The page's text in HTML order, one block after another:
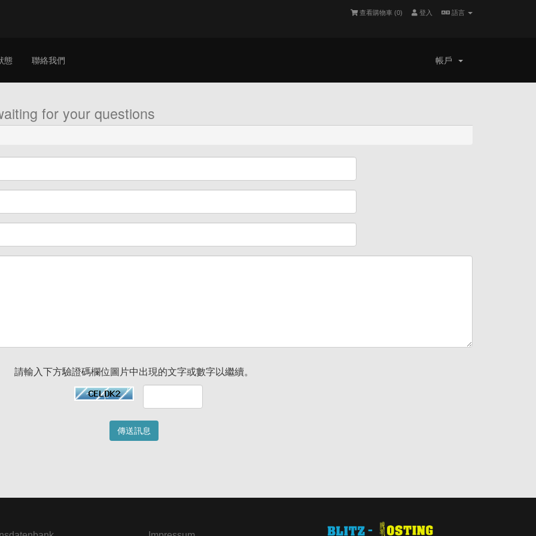
語言
登入
查看購物車 (0)
態 聯絡我們 帳戶
for your questions
請輸入下方驗證碼欄位圖片中出現的文字或數字以繼續。
傳送訊息